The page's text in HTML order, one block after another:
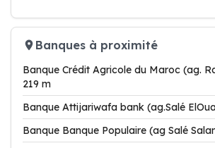
Banques à proximité
Banque Crédit Agricole du Maroc (ag.
219 m
Banque Attijariwafa bank (ag.Salé
Banque Banque Populaire (ag Salé